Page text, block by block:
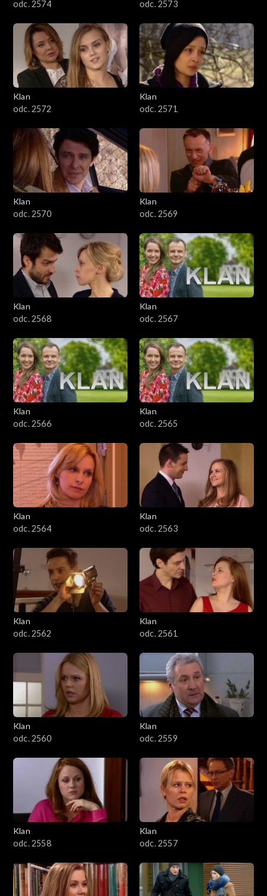
odc. 2574 odc. 2573
Klan
odc. 2572
Klan
odc. 2571
Klan
odc. 2570
Klan
odc. 2569
Klan
odc. 2568
Klan
odc. 2567
Klan
odc. 2566
Klan
odc. 2565
Klan
odc. 2564
Klan
odc. 2563
Klan
odc. 2562
Klan
odc. 2561
Klan
odc. 2560
Klan
odc. 2559
Klan
odc. 2558
Klan
odc. 2557